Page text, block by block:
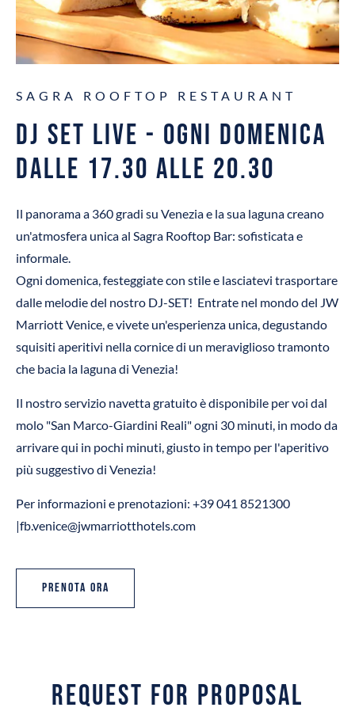
SAGRA ROOFTOP RESTAURANT
DJ SET LIVE - ogni domenica
dalle 17.30 alle 20.30
Il panorama a 360 gradi su Venezia e la sua laguna creano
un'atmosfera unica al Sagra Rooftop Bar: sofisticata e
informale.
Ogni domenica, festeggiate con stile e lasciatevi trasportare
dalle melodie del nostro DJ-SET! Entrate nel mondo del JW
Marriott Venice, e vivete un'esperienza unica, degustando
squisiti aperitivi nella cornice di un meraviglioso tramonto
che bacia la laguna di Venezia!
Il nostro servizio navetta gratuito è disponibile per voi dal
molo "San Marco-Giardini Reali" ogni 30 minuti, in modo da
arrivare qui in pochi minuti, giusto in tempo per l'aperitivo
più suggestivo di Venezia!
Per informazioni e prenotazioni: +39 041 8521300
|fb.venice@jwmarriotthotels.com
Prenota ora
Request for Proposal